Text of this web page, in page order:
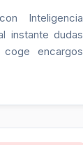
Inteligencia
instante dudas
encargos